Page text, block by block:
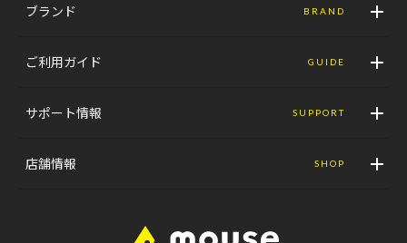
ブランド BRAND
ご利用ガイド GUIDE
サポート情報 SUPPORT
店舗情報 SHOP